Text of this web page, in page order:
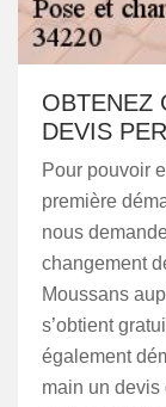
OBTENEZ
DEVIS
Pour pouvoir
première
nous
changement
Moussans
s’obtient
également
main un devis